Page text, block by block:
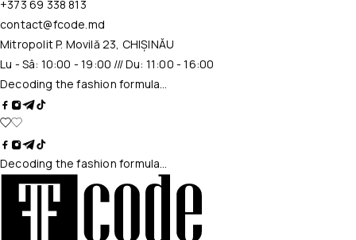
+373 69 338 813
contact@fcode.md
Mitropolit P. Movilă 23, CHIȘINĂU
Lu - Sâ: 10:00 - 19:00 /// Du: 11:00 - 16:00
Decoding the fashion formula…
Decoding the fashion formula…